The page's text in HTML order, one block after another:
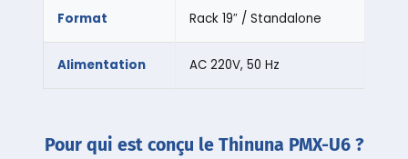
Format Rack 19″ / Standalone
Alimentation AC 220V, 50 Hz
Pour qui est conçu le Thinuna PMX-U6 ?